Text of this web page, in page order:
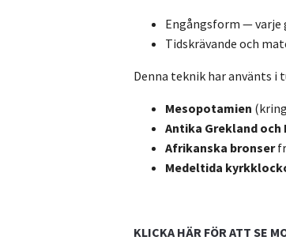
Engångsform — varje
Tidskrävande och
Denna teknik har använts i
Mesopotamien
Antika Grekland och
Afrikanska bronser
Medeltida
KLICKA HÄR FÖR ATT SE